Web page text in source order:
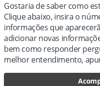
Gostaria de saber como
Clique abaixo, insira o
informações que
adicionar novas
bem como responder
melhor entendimento,